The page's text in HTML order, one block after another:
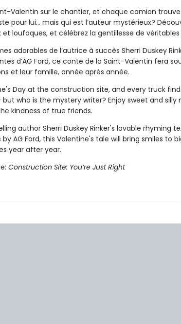
Valentin sur le chantier, et chaque camion
pour lui... mais qui est l’auteur mystérieux?
et loufoques, et célébrez la gentillesse de véritables
adorables de l’autrice à succès Sherri Duskey
d’AG Ford, ce conte de la Saint-Valentin fera
et leur famille, année après année.
Day at the construction site, and every truck
who is the mystery writer? Enjoy sweet and silly
kindness of true friends.
author Sherri Duskey Rinker's lovable rhyming
by AG Ford, this Valentine's tale will bring smiles to
year after year.
Construction Site: You’re Just Right